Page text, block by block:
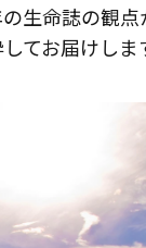
生命誌の観点
てお届けしま